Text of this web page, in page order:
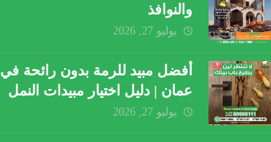
والنوافذ
يوليو 27, 2026
أفضل مبيد للرمة بدون رائحة في
عمان | دليل اختيار مبيدات النمل
الأبيض
يوليو 27, 2026